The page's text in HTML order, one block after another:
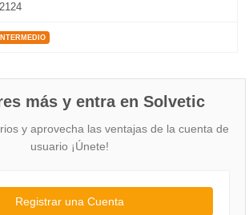
INTERMEDIO
más y entra en Solvetic
y aprovecha las ventajas de la cuenta de
usuario ¡Únete!
Registrar una Cuenta